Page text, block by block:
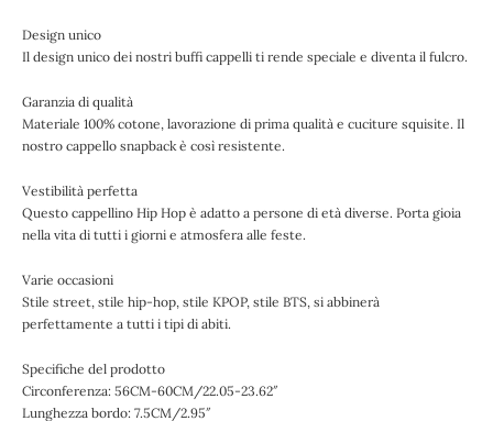
Design unico
Il design unico dei nostri buffi cappelli ti rende speciale e diventa il fulcro.
Garanzia di qualità
Materiale 100% cotone, lavorazione di prima qualità e cuciture squisite. Il
nostro cappello snapback è così resistente.
Vestibilità perfetta
Questo cappellino Hip Hop è adatto a persone di età diverse. Porta gioia
nella vita di tutti i giorni e atmosfera alle feste.
Varie occasioni
Stile street, stile hip-hop, stile KPOP, stile BTS, si abbinerà
perfettamente a tutti i tipi di abiti.
Specifiche del prodotto
Circonferenza: 56CM-60CM/22.05-23.62″
Lunghezza bordo: 7.5CM/2.95″